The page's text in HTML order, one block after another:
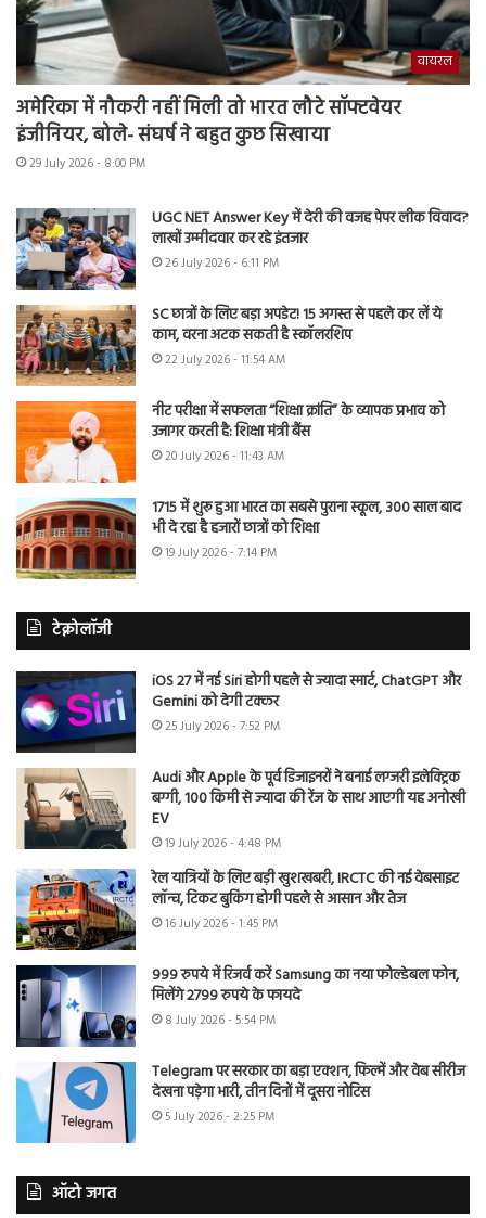
वायरल
अमेरिका में नौकरी नहीं मिली तो भारत लौटे सॉफ्टवेयर
इंजीनियर, बोले- संघर्ष ने बहुत कुछ सिखाया
29 July 2026 - 8:00 PM
UGC NET Answer Key में देरी की वजह पेपर लीक विवाद?
लाखों उम्मीदवार कर रहे इंतजार
26 July 2026 - 6:11 PM
SC छात्रों के लिए बड़ा अपडेट! 15 अगस्त से पहले कर लें ये
काम, वरना अटक सकती है स्कॉलरशिप
22 July 2026 - 11:54 AM
नीट परीक्षा में सफलता “शिक्षा क्रांति” के व्यापक प्रभाव को
उजागर करती है: शिक्षा मंत्री बैंस
20 July 2026 - 11:43 AM
1715 में शुरू हुआ भारत का सबसे पुराना स्कूल, 300 साल बाद
भी दे रहा है हजारों छात्रों को शिक्षा
19 July 2026 - 7:14 PM
टेक्नोलॉजी
iOS 27 में नई Siri होगी पहले से ज्यादा स्मार्ट, ChatGPT और
Gemini को देगी टक्कर
25 July 2026 - 7:52 PM
Audi और Apple के पूर्व डिजाइनरों ने बनाई लग्जरी इलेक्ट्रिक
बग्गी, 100 किमी से ज्यादा की रेंज के साथ आएगी यह अनोखी
EV
19 July 2026 - 4:48 PM
रेल यात्रियों के लिए बड़ी खुशखबरी, IRCTC की नई वेबसाइट
लॉन्च, टिकट बुकिंग होगी पहले से आसान और तेज
16 July 2026 - 1:45 PM
999 रुपये में रिजर्व करें Samsung का नया फोल्डेबल फोन,
मिलेंगे 2799 रुपये के फायदे
8 July 2026 - 5:54 PM
Telegram पर सरकार का बड़ा एक्शन, फिल्में और वेब सीरीज
देखना पड़ेगा भारी, तीन दिनों में दूसरा नोटिस
5 July 2026 - 2:25 PM
ऑटो जगत